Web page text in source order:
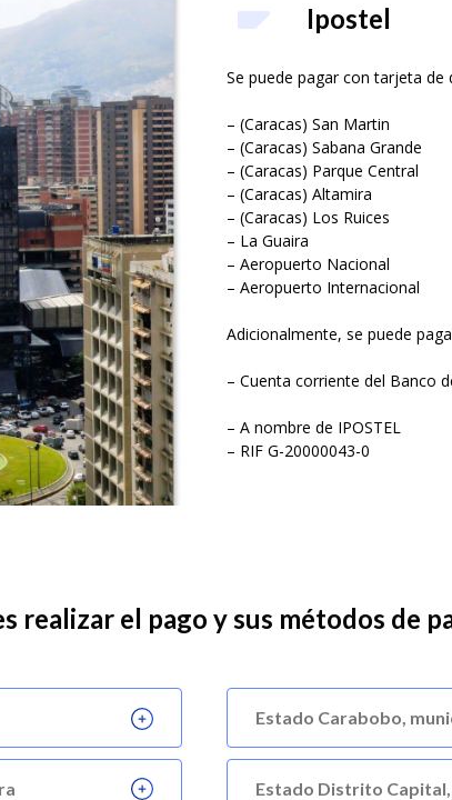
Ipostel
Se puede pagar con tarjeta
– (Caracas) San Martin
– (Caracas) Sabana Grande
– (Caracas) Parque Central
– (Caracas) Altamira
– (Caracas) Los Ruices
– La Guaira
– Aeropuerto Nacional
– Aeropuerto Internacional
Adicionalmente, se puede
– Cuenta corriente del Banco
– A nombre de IPOSTEL
– RIF G-20000043-0
realizar el pago y sus métodos de
Estado Carabobo,
Estado Distrito